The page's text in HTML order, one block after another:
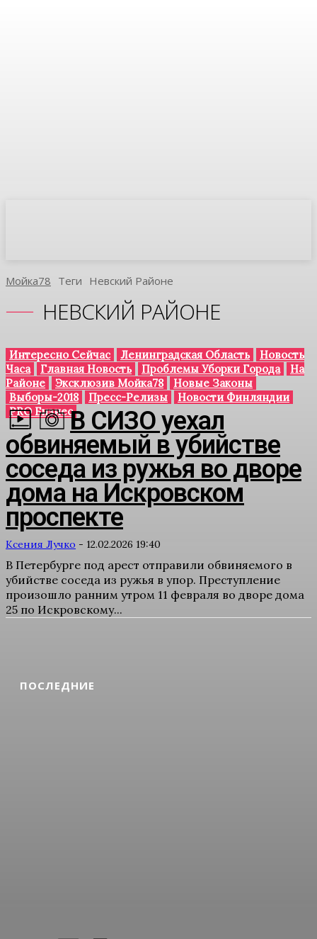
ПОСЛЕДНИЕ
Мойка78 Теги Невский Районе
НЕВСКИЙ РАЙОНЕ
Интересно Сейчас Ленинградская Область
Новость
Часа
Главная Новость Проблемы Уборки Города
На
Районе
Эксклюзив Мойка78
Новые Законы
Выборы-2018
Пресс-Релизы
Новости Финляндии
PRO БизнесВ СИЗО уехал
обвиняемый в убийстве
соседа из ружья во дворе
дома на Искровском
проспекте
Ксения Лучко - 12.02.2026 19:40
В Петербурге под арест отправили обвиняемого в
убийстве соседа из ружья в упор. Преступление
произошло ранним утром 11 февраля во дворе дома
25 по Искровскому...